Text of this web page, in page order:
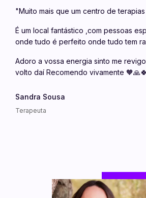
"Muito mais que um centro de terapias
É um local fantástico ,com pessoas
onde tudo é perfeito onde tudo tem
Adoro a vossa energia sinto me
volto daí Recomendo vivamente
Sandra Sousa
Terapeuta